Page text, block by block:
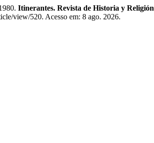
Itinerantes. Revista de Historia y Religión
view/520. Acesso em: 8 ago. 2026.